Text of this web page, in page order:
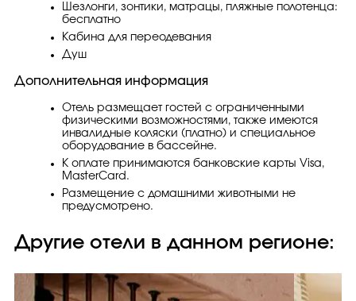
Шезлонги, зонтики, матрацы, пляжные полотенца:
бесплатно
Кабина для переодевания
Душ
Дополнительная информация
Отель размещает гостей с ограниченными
физическими возможностями, также имеются
инвалидные коляски (платно) и специальное
оборудование в бассейне.
К оплате принимаются банковские карты Visa,
MasterCard.
Размещение с домашними животными не
предусмотрено.
Другие отели в данном регионе: